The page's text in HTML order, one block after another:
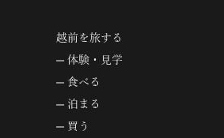
越前を旅する
体験・見学
食べる
泊まる
買う